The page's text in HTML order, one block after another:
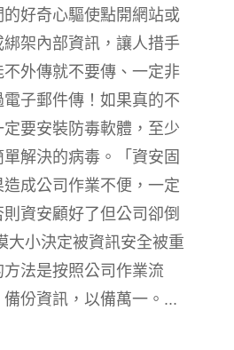
好奇心驅使點開網站或
架內部資訊，讓人措手
外傳就不要傳、一定非
子郵件傳！如果真的不
要安裝防毒軟體，至少
解決的病毒。「資安固
成公司作業不便，一定
資安顧好了但公司卻倒
大小決定被資訊安全被重
法是按照公司作業流
份資訊，以備萬一。...